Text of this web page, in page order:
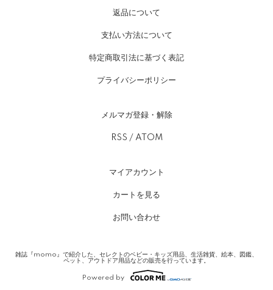
返品について
支払い方法について
特定商取引法に基づく表記
プライバシーポリシー
メルマガ登録・解除
RSS / ATOM
マイアカウント
カートを見る
お問い合わせ
雑誌『momo』で紹介した、セレクトのベビー・キッズ用品、生活雑貨、絵本、図鑑、
ペット、アウトドア用品などの販売を行っています。
Powered by